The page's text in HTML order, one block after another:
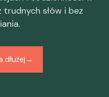
słów i bez
dłużej→